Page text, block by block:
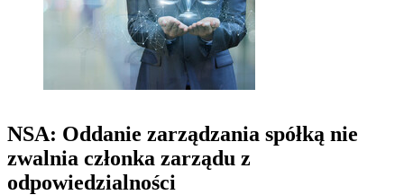
NSA: Oddanie zarządzania spółką nie
zwalnia członka zarządu z
odpowiedzialności